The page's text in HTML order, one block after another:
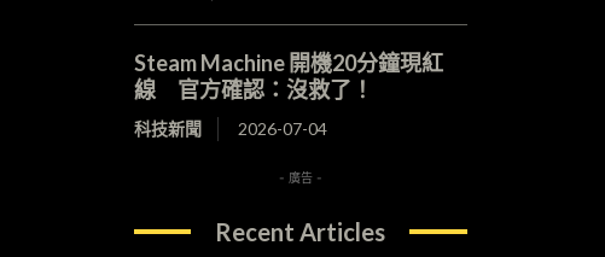
Steam Machine 開機20分鐘現紅
線 官方確認：沒救了！
科技新聞 2026-07-04
- 廣告 -
Recent Articles